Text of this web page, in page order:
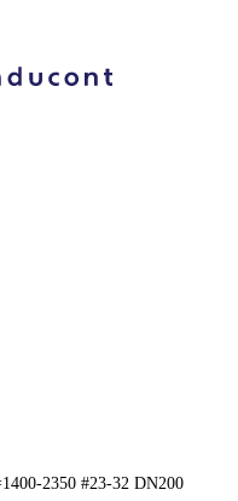
2350 #23-32 DN200